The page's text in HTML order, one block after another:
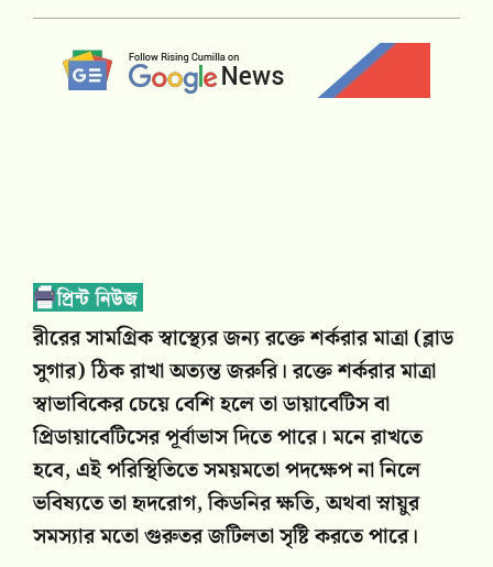
রীরের সামগ্রিক স্বাস্থ্যের জন্য রক্তে শর্করার মাত্রা (ব্লাড
সুগার) ঠিক রাখা অত্যন্ত জরুরি। রক্তে শর্করার মাত্রা
স্বাভাবিকের চেয়ে বেশি হলে তা ডায়াবেটিস বা
প্রিডায়াবেটিসের পূর্বাভাস দিতে পারে। মনে রাখতে
হবে, এই পরিস্থিতিতে সময়মতো পদক্ষেপ না নিলে
ভবিষ্যতে তা হৃদরোগ, কিডনির ক্ষতি, অথবা স্নায়ুর
সমস্যার মতো গুরুতর জটিলতা সৃষ্টি করতে পারে।